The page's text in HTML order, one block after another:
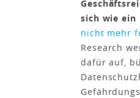
sich wie ein
nicht mehr
Research
dafür auf,